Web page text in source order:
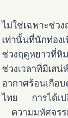
ไม่ใช่เฉพาะช่
เท่านั้นที่นักท่อง
ช่วงฤดูหยาวที่หิ
ช่วงเวลาที่มีเส
อากาศร้อนเกือ
ไทย การได้เป
ความมหัศจร